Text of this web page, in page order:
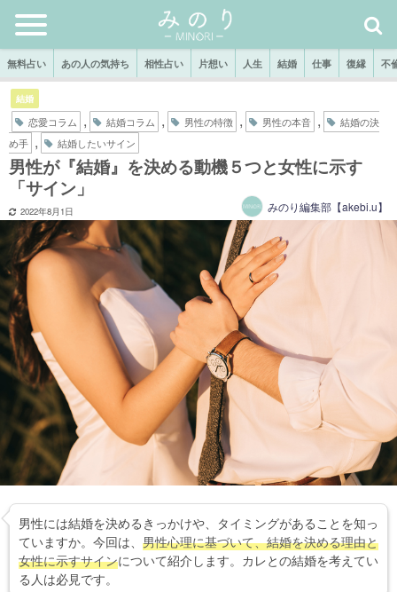
無料占い あの人の気持ち 相性占い 片想い 人生 結婚 仕事 復縁 不
結婚
恋愛コラム , 結婚コラム , 男性の特徴 , 男性の本音 ,
結婚の決
め手 , 結婚したいサイン
男性が『結婚』を決める動機５つと女性に示す
「サイン」
2022年8月1日 みのり編集部【akebi.u】
男性には結婚を決めるきっかけや、タイミングがあることを知っ
ていますか。今回は、 男性心理に基づいて、結婚を決める理由と
女性に示すサインについて紹介します。カレとの結婚を考えてい
る人は必見です。